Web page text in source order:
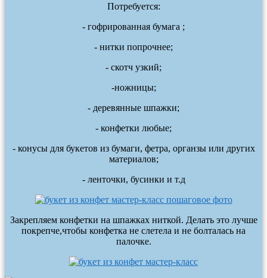
Потребуется:
- гофрированная бумага ;
- нитки попрочнее;
- скотч узкий;
-ножницы;
- деревянные шпажки;
- конфетки любые;
- конусы для букетов из бумаги, фетра, органзы или других
материалов;
- ленточки, бусинки и т.д
Закрепляем конфетки на шпажках ниткой. Делать это лучше
покрепче,чтобы конфетка не слетела и не болталась на
палочке.